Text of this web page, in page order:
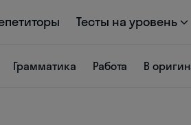
Тесты на уровень
Грамматика Работа В